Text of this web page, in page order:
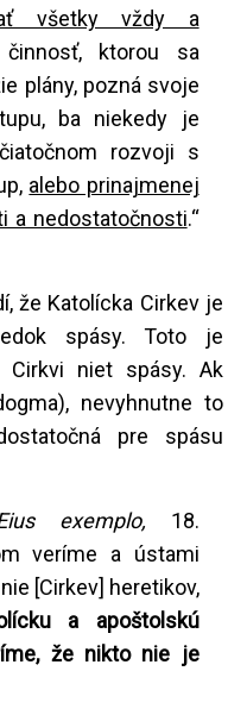
všetky vždy a
ktorou sa
plány, pozná svoje
ba niekedy je
rozvoji s
alebo prinajmenej
a nedostatočnosti.“
že Katolícka Cirkev je
spásy. Toto je
Cirkvi niet spásy. Ak
nevyhnutne to
pre spásu
exemplo, 18.
veríme a ústami
[Cirkev] heretikov,
a apoštolskú
že nikto nie je